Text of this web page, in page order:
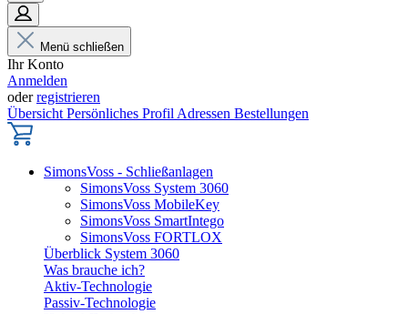
Menü schließen
Ihr Konto
Anmelden
oderregistrieren
Übersicht Persönliches Profil Adressen Bestellungen
SimonsVoss - Schließanlagen
SimonsVoss System 3060
SimonsVoss MobileKey
SimonsVoss SmartIntego
SimonsVoss FORTLOX
Überblick System 3060
Was brauche ich?
Aktiv-Technologie
Passiv-Technologie